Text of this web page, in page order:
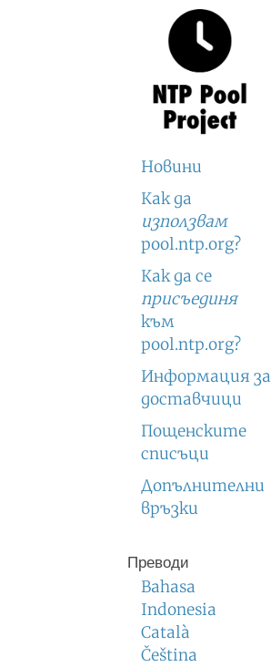
Новини
Как да
използвам
pool.ntp.org?
Как да се
присъединя
към
pool.ntp.org?
Информация за
доставчици
Пощенските
списъци
Допълнителни
връзки
Преводи
Bahasa
Indonesia
Català
Čeština